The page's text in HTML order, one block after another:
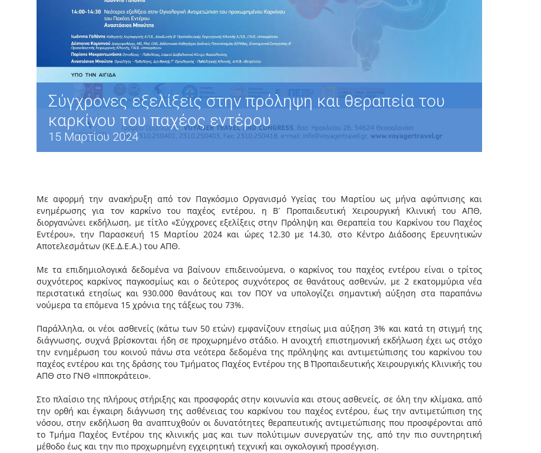
Σύγχρονες εξελίξεις στην πρόληψη και θεραπεία του
καρκίνου του παχέος εντέρου
15 Μαρτίου 2024
Με αφορμή την ανακήρυξη από τον Παγκόσμιο Οργανισμό Υγείας του Μαρτίου ως μήνα αφύπνισης και
ενημέρωσης για τον καρκίνο του παχέος εντέρου, η Β´ Προπαιδευτική Χειρουργική Κλινική του ΑΠΘ,
διοργανώνει εκδήλωση, με τίτλο «Σύγχρονες εξελίξεις στην Πρόληψη και Θεραπεία του Καρκίνου του Παχέος
Εντέρου», την Παρασκευή 15 Μαρτίου 2024 και ώρες 12.30 με 14.30, στο Κέντρο Διάδοσης Ερευνητικών
Αποτελεσμάτων (ΚΕ.Δ.Ε.Α.) του ΑΠΘ.
Με τα επιδημιολογικά δεδομένα να βαίνουν επιδεινούμενα, ο καρκίνος του παχέος εντέρου είναι ο τρίτος
συχνότερος καρκίνος παγκοσμίως και ο δεύτερος συχνότερος σε θανάτους ασθενών, με 2 εκατομμύρια νέα
περιστατικά ετησίως και 930.000 θανάτους και τον ΠΟΥ να υπολογίζει σημαντική αύξηση στα παραπάνω
νούμερα τα επόμενα 15 χρόνια της τάξεως του 73%.
Παράλληλα, οι νέοι ασθενείς (κάτω των 50 ετών) εμφανίζουν ετησίως μια αύξηση 3% και κατά τη στιγμή της
διάγνωσης, συχνά βρίσκονται ήδη σε προχωρημένο στάδιο. Η ανοιχτή επιστημονική εκδήλωση έχει ως στόχο
την ενημέρωση του κοινού πάνω στα νεότερα δεδομένα της πρόληψης και αντιμετώπισης του καρκίνου του
παχέος εντέρου και της δράσης του Τμήματος Παχέος Εντέρου της Β΄ Προπαιδευτικής Χειρουργικής Κλινικής του
ΑΠΘ στο ΓΝΘ «Ιπποκράτειο».
Στο πλαίσιο της πλήρους στήριξης και προσφοράς στην κοινωνία και στους ασθενείς, σε όλη την κλίμακα, από
την ορθή και έγκαιρη διάγνωση της ασθένειας του καρκίνου του παχέος εντέρου, έως την αντιμετώπιση της
νόσου, στην εκδήλωση θα αναπτυχθούν οι δυνατότητες θεραπευτικής αντιμετώπισης που προσφέρονται από
το Τμήμα Παχέος Εντέρου της κλινικής μας και των πολύτιμων συνεργατών της, από την πιο συντηρητική
μέθοδο έως και την πιο προχωρημένη εγχειρητική τεχνική και ογκολογική προσέγγιση.